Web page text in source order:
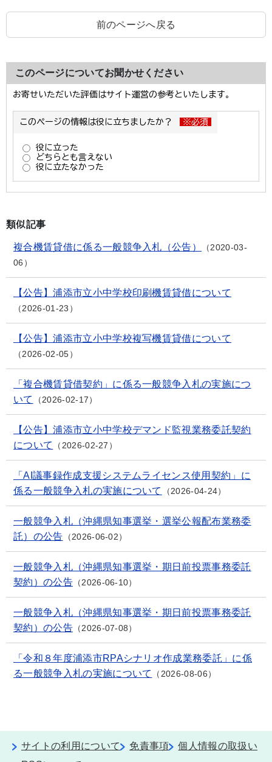
前のページへ戻る
このページについてお聞かせください
類似記事
複合機賃貸借に係る一般競争入札（公告）
2020-03-
06
【公告】浦添市立小中学校印刷機賃貸借について
2026-01-23
【公告】浦添市立小中学校複写機賃貸借について
2026-02-05
「複合機賃貸借契約」に係る一般競争入札の実施につ
いて
2026-02-17
【公告】浦添市立小中学校デマンド監視業務委託契約
について
2026-02-27
「AI議事録作成支援システムライセンス使用契約」に
係る一般競争入札の実施について
2026-04-24
一般競争入札（沖縄県知事選挙・選挙公報配布業務委
託）の公告
2026-06-02
一般競争入札（沖縄県知事選挙・期日前投票事務委託
契約）の公告
2026-06-10
一般競争入札（沖縄県知事選挙・期日前投票事務委託
契約）の公告
2026-07-08
「令和８年度浦添市RPAシナリオ作成業務委託」に係
る一般競争入札の実施について
2026-08-06
サイトの利用について 免責事項
個人情報の取扱い